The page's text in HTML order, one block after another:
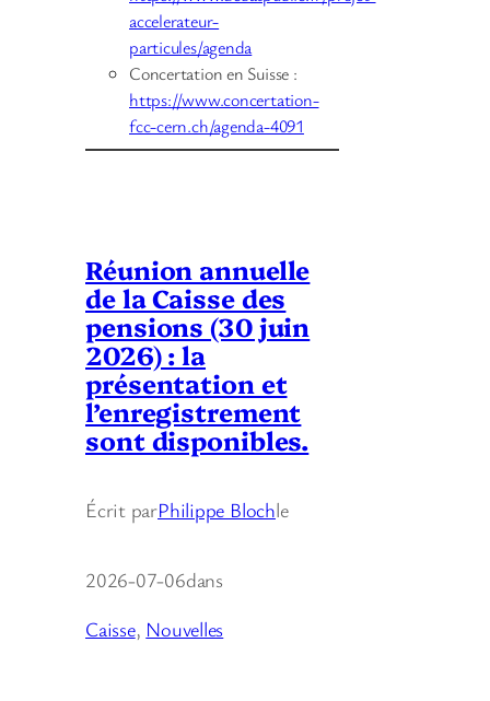
accelerateur-
particules/agenda
Concertation en Suisse :
https://www.concertation-
fcc-cern.ch/agenda-4091
Réunion annuelle
de la Caisse des
pensions (30 juin
2026) : la
présentation et
l’enregistrement
sont disponibles.
Écrit parPhilippe Blochle
2026-07-06dans
Caisse, Nouvelles